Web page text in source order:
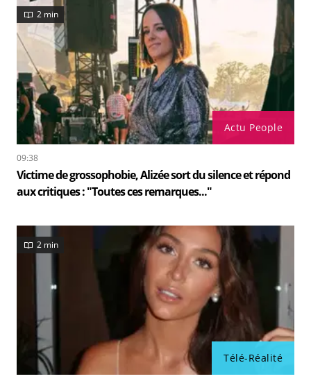
Actu People
2 min
09:38
Victime de grossophobie, Alizée sort du silence et répond
aux critiques : "Toutes ces remarques..."
Télé-Réalité
2 min